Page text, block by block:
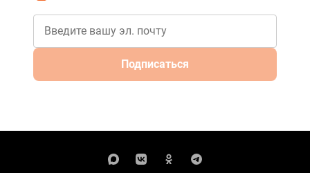
Подписаться